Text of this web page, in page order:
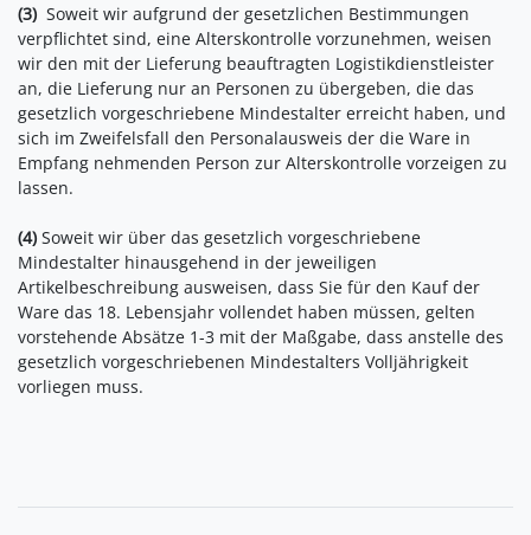
(3) Soweit wir aufgrund der gesetzlichen Bestimmungen
verpflichtet sind, eine Alterskontrolle vorzunehmen, weisen
wir den mit der Lieferung beauftragten Logistikdienstleister
an, die Lieferung nur an Personen zu übergeben, die das
gesetzlich vorgeschriebene Mindestalter erreicht haben, und
sich im Zweifelsfall den Personalausweis der die Ware in
Empfang nehmenden Person zur Alterskontrolle vorzeigen zu
lassen.
(4) Soweit wir über das gesetzlich vorgeschriebene
Mindestalter hinausgehend in der jeweiligen
Artikelbeschreibung ausweisen, dass Sie für den Kauf der
Ware das 18. Lebensjahr vollendet haben müssen, gelten
vorstehende Absätze 1-3 mit der Maßgabe, dass anstelle des
gesetzlich vorgeschriebenen Mindestalters Volljährigkeit
vorliegen muss.